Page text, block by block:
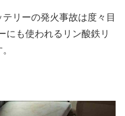
リーの発火事故は度々目
にも使われるリン酸鉄リ